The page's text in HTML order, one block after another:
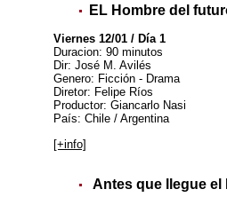
EL Hombre del
Viernes 12/01 / Día 1
Duracion: 90 minutos
Dir: José M. Avilés
Genero: Ficción - Drama
Diretor: Felipe Ríos
Productor: Giancarlo Nasi
País: Chile / Argentina
[+info]
Antes que llegue